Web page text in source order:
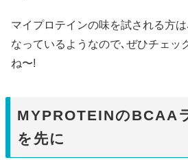
マイプロテインの味を試される方
なっているようなので､ぜひチェッ
ね〜!
MYPROTEINのBCAA
を先に